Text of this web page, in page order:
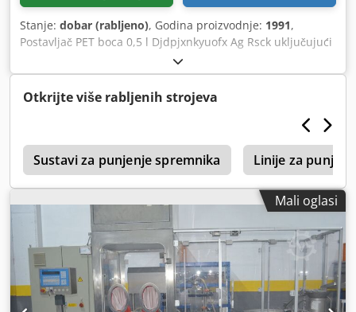
Stanje: dobar (rabljeno), Godina proizvodnje: 1991,
Postavljač PET boca 0,5 l Djdpjxnkyuofx Ag Rsck uključujući
Otkrijte više rabljenih strojeva
Sustavi za punjenje spremnika Linije za
Mali oglasi